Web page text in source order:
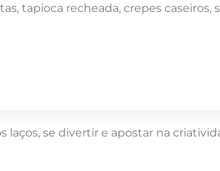
tapioca recheada, crepes
se divertir e apostar na